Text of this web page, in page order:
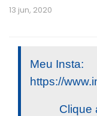
13 jun, 2020
Meu Insta:
https://
Clique